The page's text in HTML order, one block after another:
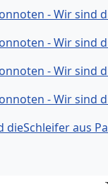
- Wir sind
- Wir sind
- Wir sind
- Wir sind
aus